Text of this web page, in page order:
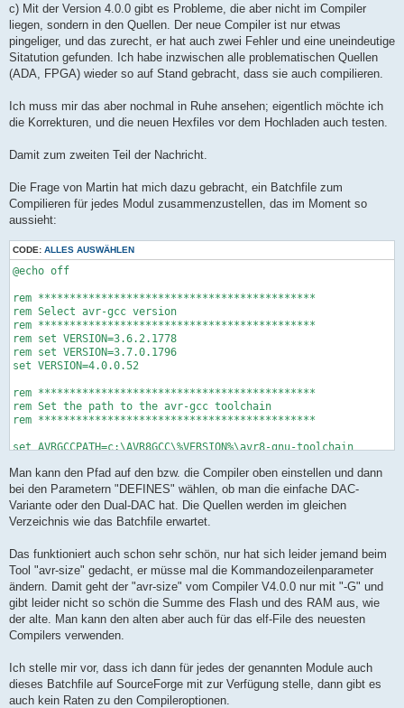
c) Mit der Version 4.0.0 gibt es Probleme, die aber nicht im Compiler
liegen, sondern in den Quellen. Der neue Compiler ist nur etwas
pingeliger, und das zurecht, er hat auch zwei Fehler und eine uneindeutige
Sitatution gefunden. Ich habe inzwischen alle problematischen Quellen
(ADA, FPGA) wieder so auf Stand gebracht, dass sie auch compilieren.
Ich muss mir das aber nochmal in Ruhe ansehen; eigentlich möchte ich
die Korrekturen, und die neuen Hexfiles vor dem Hochladen auch testen.
Damit zum zweiten Teil der Nachricht.
Die Frage von Martin hat mich dazu gebracht, ein Batchfile zum
Compilieren für jedes Modul zusammenzustellen, das im Moment so
aussieht:
CODE: ALLES AUSWÄHLEN
@echo off
rem ********************************************
rem Select avr-gcc version
rem ********************************************
rem set VERSION=3.6.2.1778
rem set VERSION=3.7.0.1796
set VERSION=4.0.0.52
rem ********************************************
rem Set the path to the avr-gcc toolchain
rem ********************************************
set AVRGCCPATH=c:\AVR8GCC\%VERSION%\avr8-gnu-toolchain
rem ********************************************
rem Set the project parameters
rem ********************************************
set TARGETNAME=DCG2
set MCU=atmega32
set F_CPU=16000000UL
set DEFINES=
rem set DEFINES=-DDUAL_DAC
set SOURCES=uart.c dcg.c dcg-hw.c dcg-panel.c dcg-
rem ********************************************
rem Let's compile and convert
rem ********************************************
Man kann den Pfad auf den bzw. die Compiler oben einstellen und dann
bei den Parametern "DEFINES" wählen, ob man die einfache DAC-
Variante oder den Dual-DAC hat. Die Quellen werden im gleichen
Verzeichnis wie das Batchfile erwartet.
Das funktioniert auch schon sehr schön, nur hat sich leider jemand beim
Tool "avr-size" gedacht, er müsse mal die Kommandozeilenparameter
ändern. Damit geht der "avr-size" vom Compiler V4.0.0 nur mit "-G" und
gibt leider nicht so schön die Summe des Flash und des RAM aus, wie
der alte. Man kann den alten aber auch für das elf-File des neuesten
Compilers verwenden.
Ich stelle mir vor, dass ich dann für jedes der genannten Module auch
dieses Batchfile auf SourceForge mit zur Verfügung stelle, dann gibt es
auch kein Raten zu den Compileroptionen.